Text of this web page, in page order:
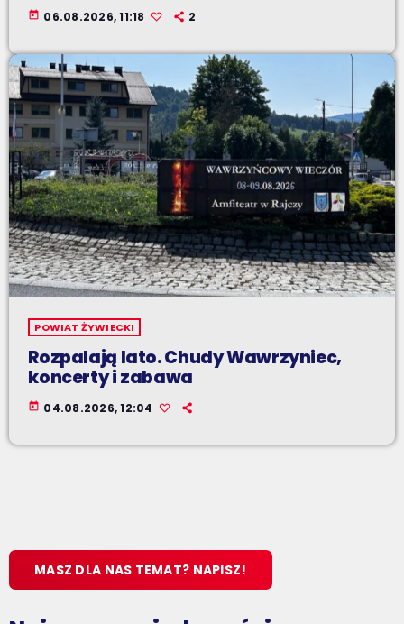
today 06.08.2026, 11:18 2
POWIAT ŻYWIECKI
Rozpalają lato. Chudy Wawrzyniec,
koncerty i zabawa
today 04.08.2026, 12:04
MASZ DLA NAS TEMAT? NAPISZ!